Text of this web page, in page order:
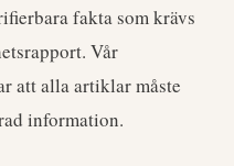
fakta som krävs
Vår
att alla artiklar måste
information.